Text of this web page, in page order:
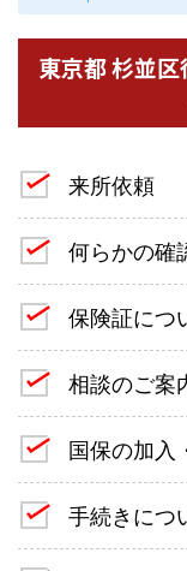
東京都 杉並
来所依頼
何らかの確
保険証につ
相談のご案
国保の加入
手続きにつ